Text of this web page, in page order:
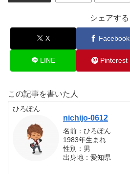
シェアする
X Facebook
LINE Pinterest
この記事を書いた人
ひろぽん
nichijo-0612
名前：ひろぽん
1983年生まれ
性別：男
出身地：愛知県